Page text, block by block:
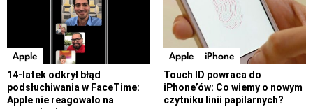
Apple
14-latek odkrył błąd
podsłuchiwania w FaceTime:
Apple nie reagowało na
Apple iPhone
Touch ID powraca do
iPhone’ów: Co wiemy o nowym
czytniku linii papilarnych?